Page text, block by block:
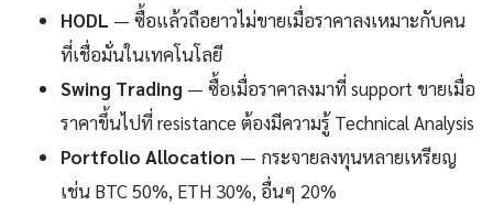
HODL — ซื้อแล้วถือยาวไม่ขายเมื่อราคาลงเหมาะกับคน
ที่เชื่อมั่นในเทคโนโลยี
Swing Trading — ซื้อเมื่อราคาลงมาที่ support ขายเมื่อ
ราคาขึ้นไปที่ resistance ต้องมีความรู้ Technical Analysis
Portfolio Allocation — กระจายลงทุนหลายเหรียญ
เช่น BTC 50%, ETH 30%, อื่นๆ 20%